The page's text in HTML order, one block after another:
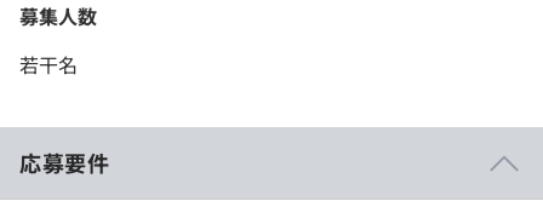
募集人数
若干名
応募要件